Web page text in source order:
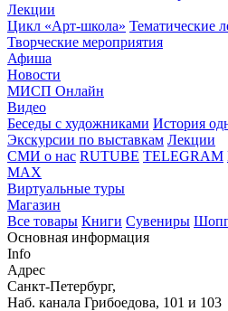
Лекции
Цикл «Арт-школа» Тематические
Творческие мероприятия
Афиша
Новости
МИСП Онлайн
Видео
Беседы с художниками История
Экскурсии по выставкам Лекции
СМИ о нас RUTUBE TELEGRAM
MAX
Виртуальные туры
Магазин
Все товары Книги Сувениры
Основная информация
Info
Адрес
Санкт-Петербург,
Наб. канала Грибоедова, 101 и 103